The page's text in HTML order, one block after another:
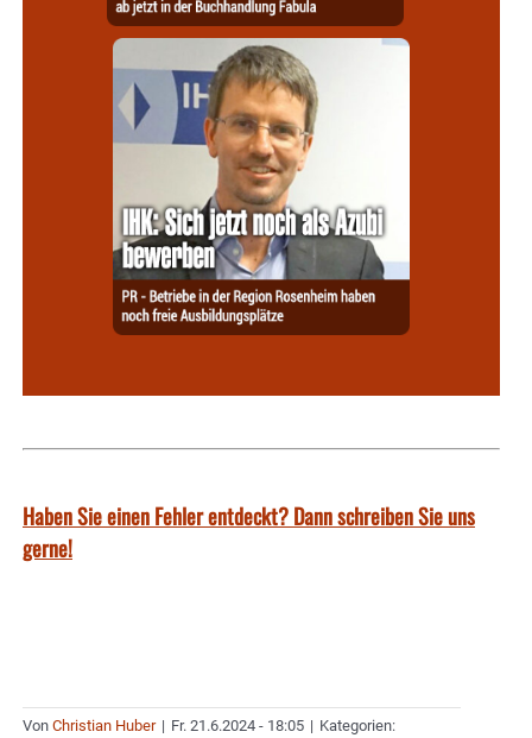
Haben Sie einen Fehler entdeckt? Dann schreiben Sie uns
gerne!
Von Christian Huber | Fr. 21.6.2024 - 18:05 | Kategorien: